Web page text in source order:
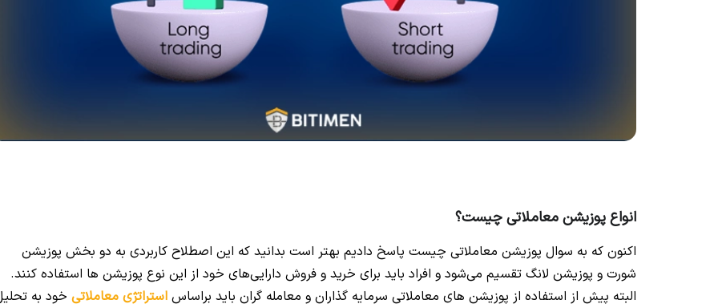
انواع پوزیشن معاملاتی چیست؟
اکنون که به سوال پوزیشن معاملاتی چیست پاسخ دادیم بهتر است بدانید که این اصطلاح کاربردی به دو بخش پوزیشن
شورت و پوزیشن لانگ تقسیم می‌شود و افراد باید برای خرید و فروش دارایی‌های خود از این نوع پوزیشن ها استفاده کنند.
البته پیش از استفاده از پوزیشن های معاملاتی سرمایه گذاران و معامله گران باید براساس استراتژی معاملاتی خود به